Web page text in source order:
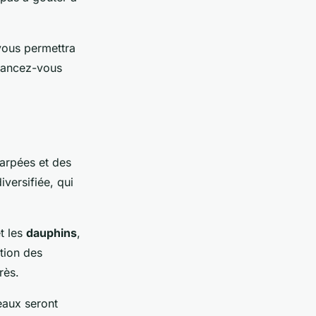
permettra
vous
et des
qui
les dauphins,
des
seront